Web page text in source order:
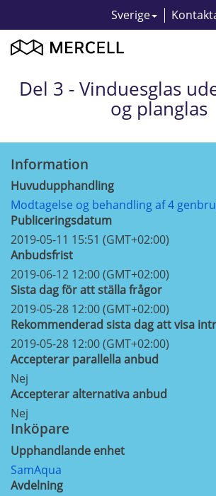
Sverige
Del 3 - Vinduesglas
og planglas
Information
Huvudupphandling
Modtagelse og behandling af 4
Publiceringsdatum
2019-05-11 15:51 (GMT+02:00)
Anbudsfrist
2019-06-12 12:00 (GMT+02:00)
Sista dag för att ställa frågor
2019-05-28 12:00 (GMT+02:00)
Rekommenderad sista dag att visa
2019-05-28 12:00 (GMT+02:00)
Accepterar parallella anbud
Nej
Accepterar alternativa anbud
Nej
Inköpare
Upphandlande enhet
SamAqua
Avdelning